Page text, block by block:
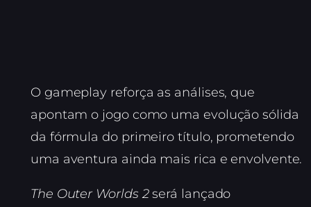
O gameplay reforça as análises, que
apontam o jogo como uma evolução sólida
da fórmula do primeiro título, prometendo
uma aventura ainda mais rica e envolvente.
The Outer Worlds 2será lançado